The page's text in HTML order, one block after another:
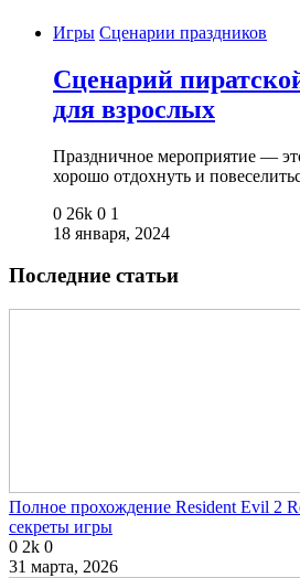
Игры Сценарии праздников
Сценарий
для взрослых
Праздничное мероприятие —
хорошо отдохнуть и
0 26k 0 1
18 января, 2024
Последние статьи
Полное прохождение Resident Evil 2
секреты игры
0 2k 0
31 марта, 2026